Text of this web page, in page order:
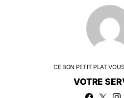
CE BON PETIT PLAT
VOTRE